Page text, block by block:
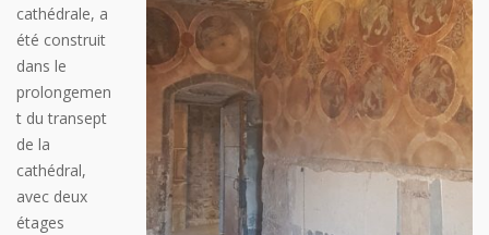
cathédrale, a
été construit
dans le
prolongemen
t du transept
de la
cathédral,
avec deux
étages